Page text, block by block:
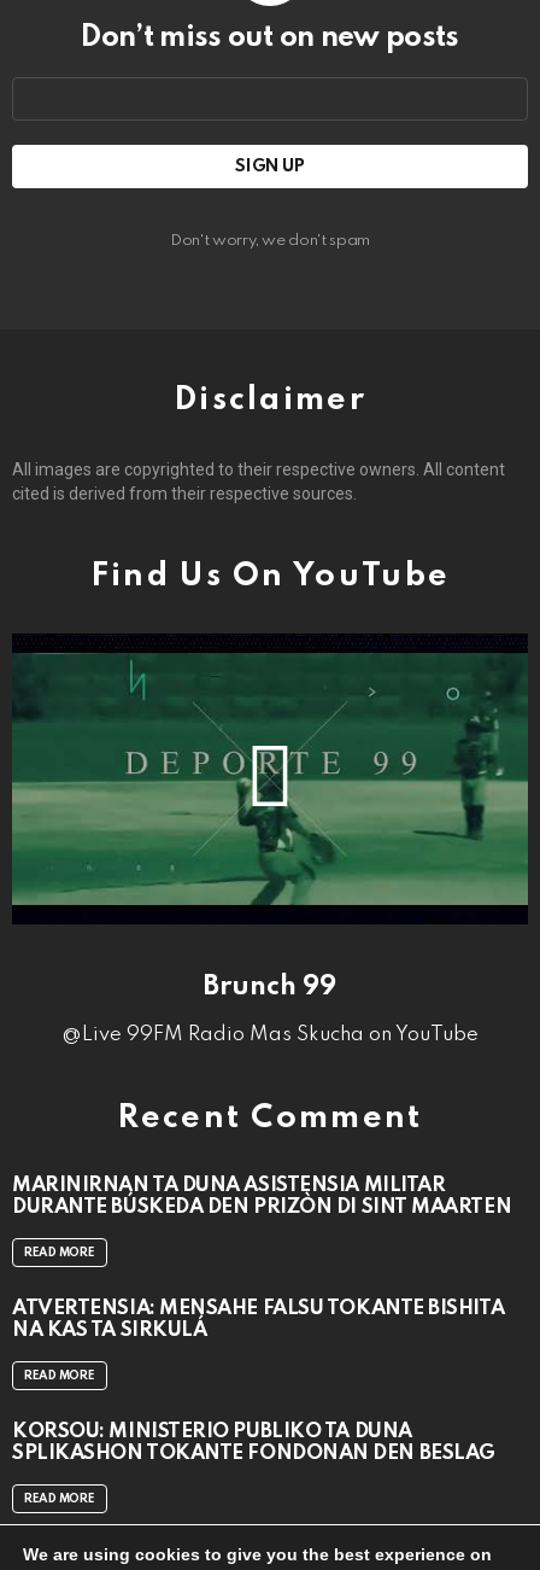
Don’t miss out on new posts
Don't worry, we don't spam
Disclaimer
All images are copyrighted to their respective owners. All content
cited is derived from their respective sources.
Find Us On YouTube
Brunch 99
@Live 99FM Radio Mas Skucha on YouTube
Recent Comment
MARINIRNAN TA DUNA ASISTENSIA MILITAR
DURANTE BÚSKEDA DEN PRIZÒN DI SINT MAARTEN
READ MORE
ATVERTENSIA: MENSAHE FALSU TOKANTE BISHITA
NA KAS TA SIRKULÁ
READ MORE
KORSOU: MINISTERIO PÚBLIKO TA DUNA
SPLIKASHON TOKANTE FONDONAN DEN BESLAG
READ MORE
We are using cookies to give you the best experience on